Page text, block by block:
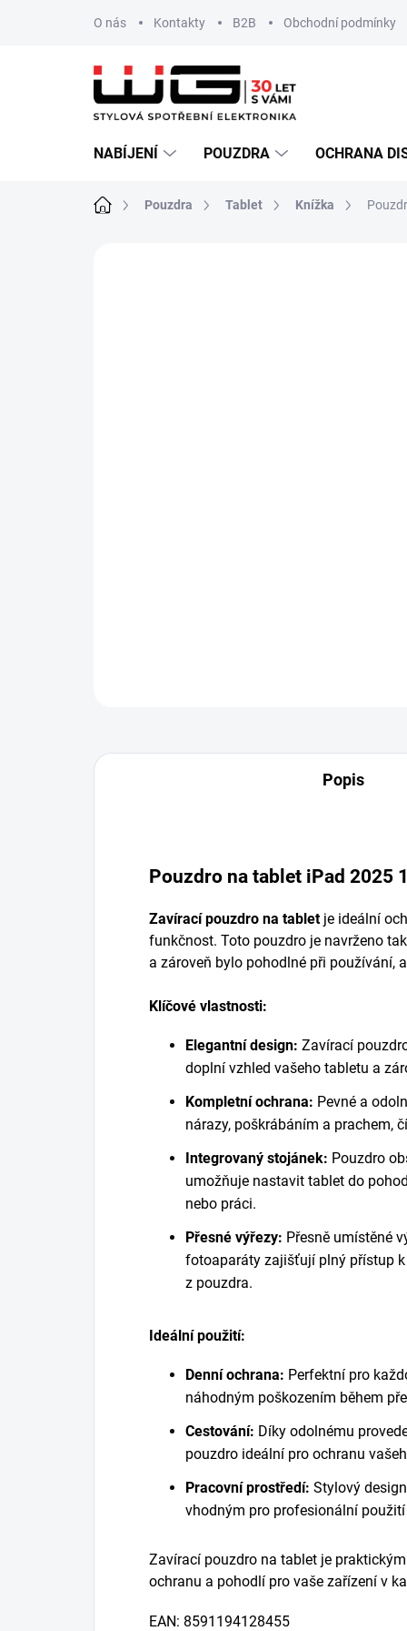
O nás Kontakty B2B Obchodní podmínky
NABÍJENÍ POUZDRA OCHRANA
Domů Pouzdra Tablet Knížka
Popis
Pouzdro na tablet iPad 2025
Zavírací pouzdro na tabletje ideální
funkčnost. Toto pouzdro je navrženo
a zároveň bylo pohodlné při používání,
Klíčové vlastnosti:
Elegantní design: Zavírací
doplní vzhled vašeho tabletu a
Kompletní ochrana: Pevné a
nárazy, poškrábáním a prachem,
Integrovaný stojánek: Pouzdro
umožňuje nastavit tablet do
nebo práci.
Přesné výřezy: Přesně umístěné
fotoaparáty zajišťují plný přístup
z pouzdra.
Ideální použití:
Denní ochrana: Perfektní pro
náhodným poškozením během
Cestování: Díky odolnému
pouzdro ideální pro ochranu
Pracovní prostředí: Stylový
vhodným pro profesionální
Zavírací pouzdro na tablet je
ochranu a pohodlí pro vaše zařízení v
EAN: 8591194128455